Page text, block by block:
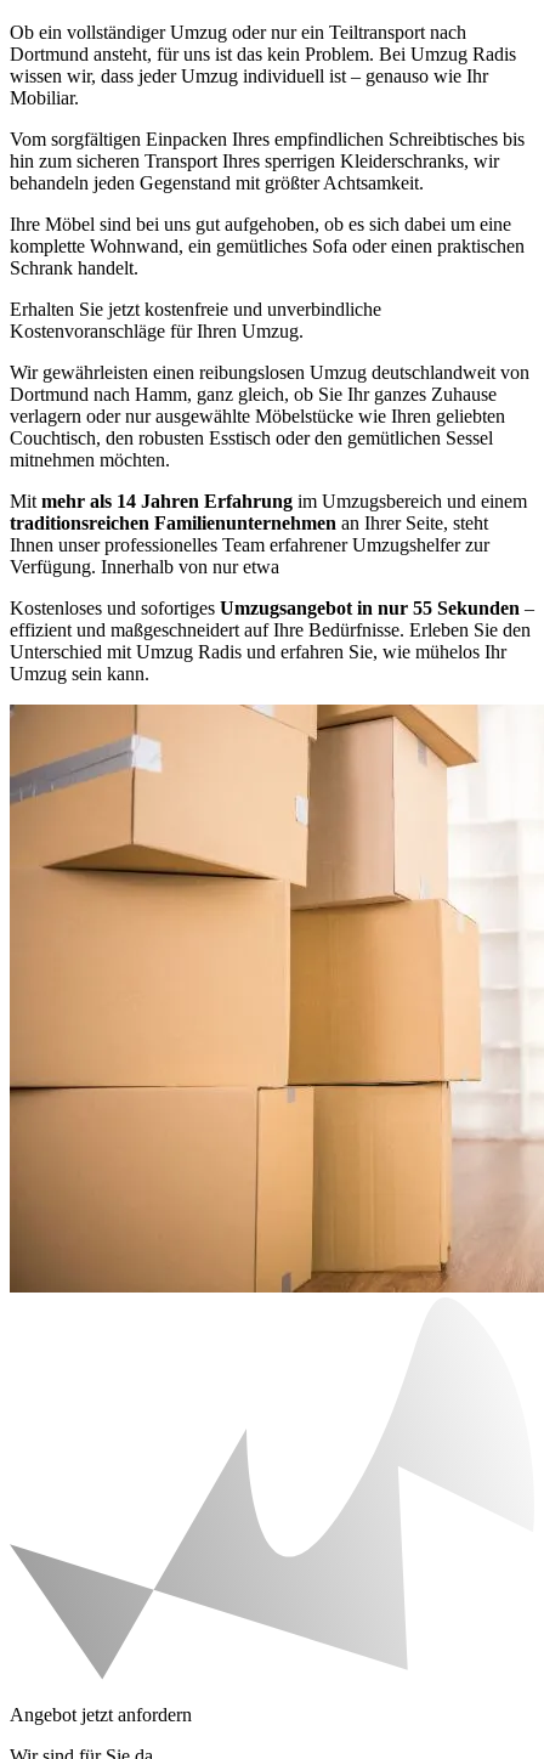
Ob ein vollständiger Umzug oder nur ein Teiltransport nach
Dortmund ansteht, für uns ist das kein Problem. Bei Umzug Radis
wissen wir, dass jeder Umzug individuell ist – genauso wie Ihr
Mobiliar.
Vom sorgfältigen Einpacken Ihres empfindlichen Schreibtisches bis
hin zum sicheren Transport Ihres sperrigen Kleiderschranks, wir
behandeln jeden Gegenstand mit größter Achtsamkeit.
Ihre Möbel sind bei uns gut aufgehoben, ob es sich dabei um eine
komplette Wohnwand, ein gemütliches Sofa oder einen praktischen
Schrank handelt.
Erhalten Sie jetzt kostenfreie und unverbindliche
Kostenvoranschläge für Ihren Umzug.
Wir gewährleisten einen reibungslosen Umzug deutschlandweit von
Dortmund nach Hamm, ganz gleich, ob Sie Ihr ganzes Zuhause
verlagern oder nur ausgewählte Möbelstücke wie Ihren geliebten
Couchtisch, den robusten Esstisch oder den gemütlichen Sessel
mitnehmen möchten.
Mit mehr als 14 Jahren Erfahrung im Umzugsbereich und einem
traditionsreichen Familienunternehmen an Ihrer Seite, steht
Ihnen unser professionelles Team erfahrener Umzugshelfer zur
Verfügung. Innerhalb von nur etwa
Kostenloses und sofortiges Umzugsangebot in nur 55 Sekunden –
effizient und maßgeschneidert auf Ihre Bedürfnisse. Erleben Sie den
Unterschied mit Umzug Radis und erfahren Sie, wie mühelos Ihr
Umzug sein kann.
Angebot jetzt anfordern